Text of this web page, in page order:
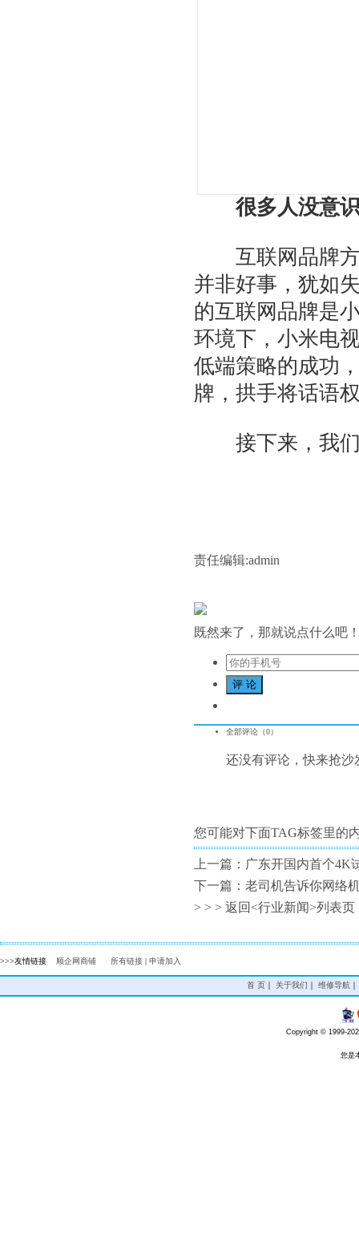
很多人没意
互联网品牌方
并非好事，犹如
的互联网品牌是
环境下，小米电
低端策略的成功
牌，拱手将话语
接下来，我们
责任编辑:admin
既然来了，那就说点什么吧
全部评论（0）
还没有评论，快来抢沙
您可能对下面TAG标签里的
上一篇： 广东开国内首个4K
下一篇： 老司机告诉你网络
> > > 返回<行业新闻>列表页
>>>友情链接 顺企网商铺 所有链接 | 申请加入
首 页 ｜ 关于我们 ｜ 维修导航
Copyright © 1999-
您是